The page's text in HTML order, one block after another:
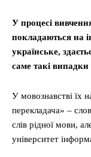
У процесі
покладаються на
українське,
саме такі
У мовознавстві їх
перекладача» –
слів рідної мови,
університет